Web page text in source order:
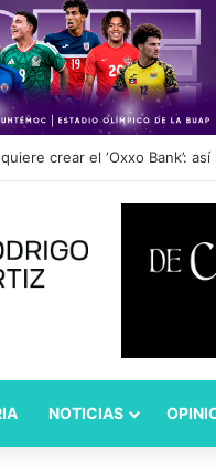
condena comentarios
NOTICIAS